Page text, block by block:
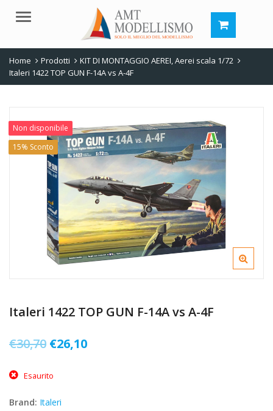
Menu
Home Prodotti KIT DI MONTAGGIO AEREI,Aerei scala 1/72
Italeri 1422 TOP GUN F-14A vs A-4F
Non disponibile
15% Sconto
Italeri 1422 TOP GUN F-14A vs A-4F
€30,70 Il
originale
era:
€26,10Il
Esaurito
Brand: Italeri